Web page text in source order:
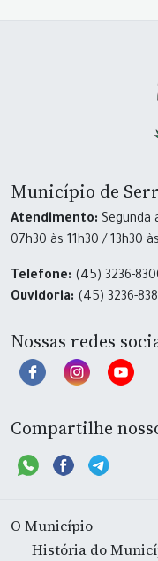
Município de
Atendimento:
07h30 às 11h30 / 13h30
Telefone: (45) 3236-
Ouvidoria: (45) 3236-
Nossas redes
Compartilhe
O Município
História do